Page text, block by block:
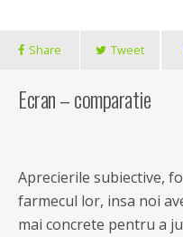
Share Tweet
Ecran – comparatie
Aprecierile subiective,
farmecul lor, insa noi
mai concrete pentru a